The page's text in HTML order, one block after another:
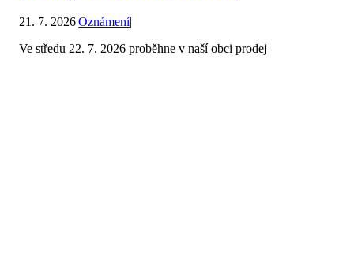
21. 7. 2026|Oznámení|
Ve středu 22. 7. 2026 proběhne v naší obci prodej